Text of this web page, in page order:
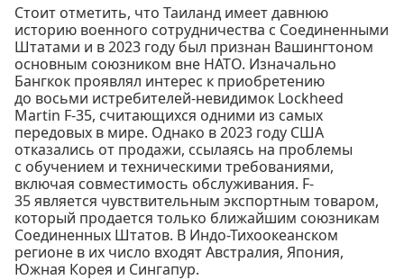
Стоит отметить, что Таиланд имеет давнюю
историю военного сотрудничества с Соединенными
Штатами и в 2023 году был признан Вашингтоном
основным союзником вне НАТО. Изначально
Бангкок проявлял интерес к приобретению
до восьми истребителей-невидимок Lockheed
Martin F-35, считающихся одними из самых
передовых в мире. Однако в 2023 году США
отказались от продажи, ссылаясь на проблемы
с обучением и техническими требованиями,
включая совместимость обслуживания. F-
35 является чувствительным экспортным товаром,
который продается только ближайшим союзникам
Соединенных Штатов. В Индо-Тихоокеанском
регионе в их число входят Австралия, Япония,
Южная Корея и Сингапур.